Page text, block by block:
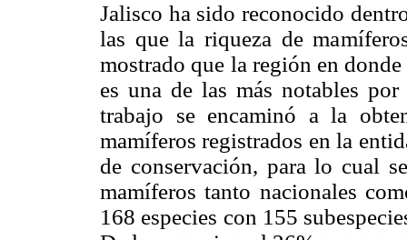
Jalisco ha sido reconocido
las que la riqueza de
mostrado que la región en
es una de las más notables
trabajo se encaminó a la
mamíferos registrados en la
de conservación, para lo cual
mamíferos tanto nacionales
168 especies con 155